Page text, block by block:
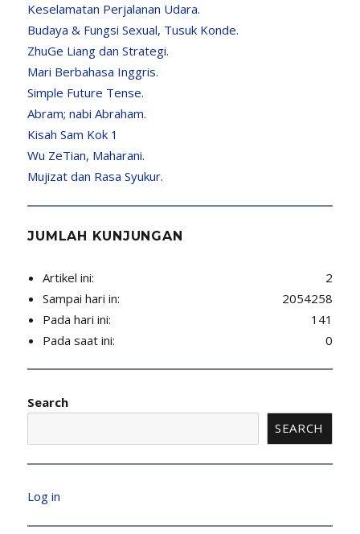
Keselamatan Perjalanan Udara.
Budaya & Fungsi Sexual, Tusuk Konde.
ZhuGe Liang dan Strategi.
Mari Berbahasa Inggris.
Simple Future Tense.
Abram; nabi Abraham.
Kisah Sam Kok 1
Wu ZeTian, Maharani.
Mujizat dan Rasa Syukur.
JUMLAH KUNJUNGAN
2
Artikel ini:
2054258
Sampai hari in:
141
Pada hari ini:
0
Pada saat ini:
Search
SEARCH
Log in